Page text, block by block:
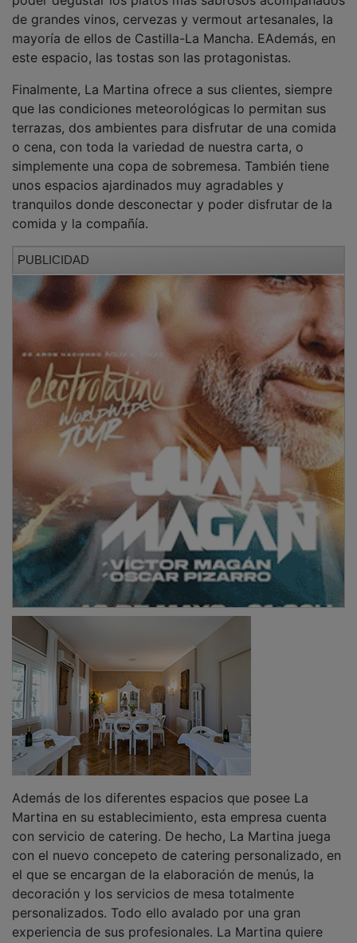
de grandes vinos, cervezas y vermout artesanales, la
mayoría de ellos de Castilla-La Mancha. EAdemás, en
este espacio, las tostas son las protagonistas.
que las condiciones meteorológicas lo permitan sus
terrazas, dos ambientes para disfrutar de una comida
o cena, con toda la variedad de nuestra carta, o
simplemente una copa de sobremesa. También tiene
unos espacios ajardinados muy agradables y
tranquilos donde desconectar y poder disfrutar de la
comida y la compañía.
Martina en su establecimiento, esta empresa cuenta
con servicio de catering. De hecho, La Martina juega
con el nuevo concepeto de catering personalizado, en
el que se encargan de la elaboración de menús, la
decoración y los servicios de mesa totalmente
personalizados. Todo ello avalado por una gran
experiencia de sus profesionales. La Martina quiere
ofrecer al cliente sus recetas con la máxima calidad,